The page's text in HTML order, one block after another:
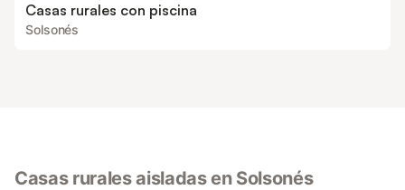
Casas rurales con piscina
Solsonés
Casas rurales aisladas en Solsonés